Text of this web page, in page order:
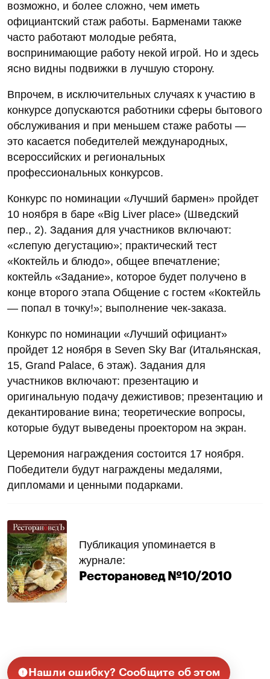
возможно, и более сложно, чем иметь
официантский стаж работы. Барменами также
часто работают молодые ребята,
воспринимающие работу некой игрой. Но и здесь
ясно видны подвижки в лучшую сторону.
Впрочем, в исключительных случаях к участию в
конкурсе допускаются работники сферы бытового
обслуживания и при меньшем стаже работы —
это касается победителей международных,
всероссийских и региональных
профессиональных конкурсов.
Конкурс по номинации «Лучший бармен» пройдет
10 ноября в баре «Big Liver place» (Шведский
пер., 2). Задания для участников включают:
«слепую дегустацию»; практический тест
«Коктейль и блюдо», общее впечатление;
коктейль «Задание», которое будет получено в
конце второго этапа Общение с гостем «Коктейль
— попал в точку!»; выполнение чек-заказа.
Конкурс по номинации «Лучший официант»
пройдет 12 ноября в Seven Sky Bar (Итальянская,
15, Grand Palace, 6 этаж). Задания для
участников включают: презентацию и
оригинальную подачу дежистивов; презентацию и
декантирование вина; теоретические вопросы,
которые будут выведены проектором на экран.
Церемония награждения состоится 17 ноября.
Победители будут награждены медалями,
дипломами и ценными подарками.
Публикация упоминается в
журнале:
Ресторановед №10/2010
Нашли ошибку? Сообщите об этом